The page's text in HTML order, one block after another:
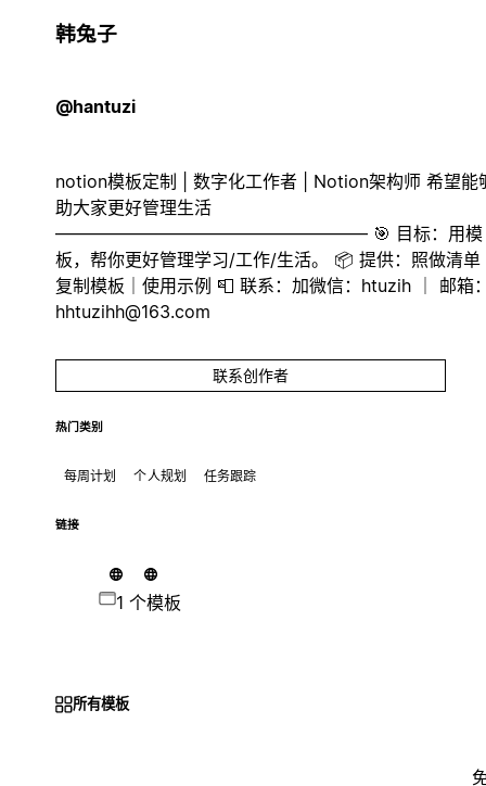
韩兔子
@hantuzi
notion模板定制 | 数字化工作者 | Notion架构师 希望能
助大家更好管理生活
—————————————————— 🎯 目标：用模
板，帮你更好管理学习/工作/生活。 📦 提供：照做清单
复制模板｜使用示例 📮 联系：加微信：htuzih ｜ 邮箱
hhtuzihh@163.com
联系创作者
热门类别
每周计划 个人规划 任务跟踪
链接
1 个模板
所有模板